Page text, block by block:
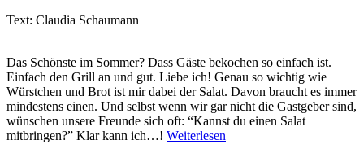
Text: Claudia Schaumann
Das Schönste im Sommer? Dass Gäste bekochen so einfach ist.
Einfach den Grill an und gut. Liebe ich! Genau so wichtig wie
Würstchen und Brot ist mir dabei der Salat. Davon braucht es immer
mindestens einen. Und selbst wenn wir gar nicht die Gastgeber sind,
wünschen unsere Freunde sich oft: “Kannst du einen Salat
mitbringen?” Klar kann ich…! Weiterlesen